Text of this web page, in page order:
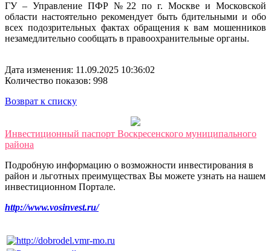
ГУ – Управление ПФР №22 по г. Москве и Московской
области настоятельно рекомендует быть бдительными и обо
всех подозрительных фактах обращения к вам мошенников
незамедлительно сообщать в правоохранительные органы.
Дата изменения: 11.09.2025 10:36:02
Количество показов: 998
Возврат к списку
Инвестиционный паспорт Воскресенского муниципального
района
Подробную информацию о возможности инвестирования в
район и льготных преимуществах Вы можете узнать на нашем
инвестиционном Портале.
http://www.vosinvest.ru/